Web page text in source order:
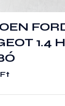
1.4
Ft